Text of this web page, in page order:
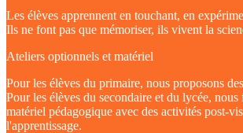
Les élèves apprennent en touchant, en
Ils ne font pas que mémoriser, ils vivent la
Ateliers optionnels et matériel
Pour les élèves du primaire, nous proposons
Pour les élèves du secondaire et du lycée, nous
matériel pédagogique avec des activités post-
l'apprentissage.